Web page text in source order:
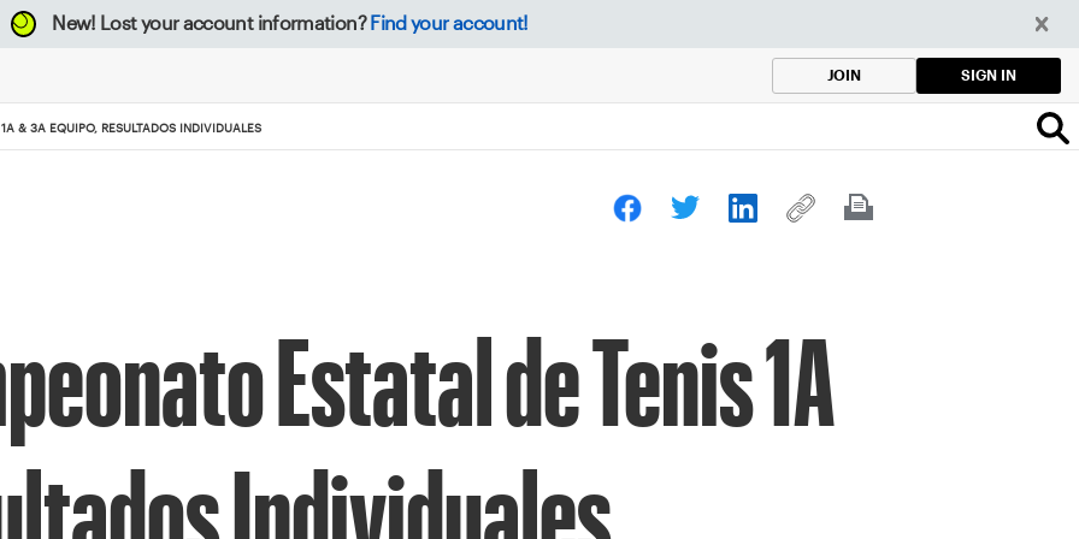
New! Lost your account information? Find your account!
JOIN SIGN IN
& 3A EQUIPO, RESULTADOS INDIVIDUALES
Estatal de Tenis 1A
Individuales